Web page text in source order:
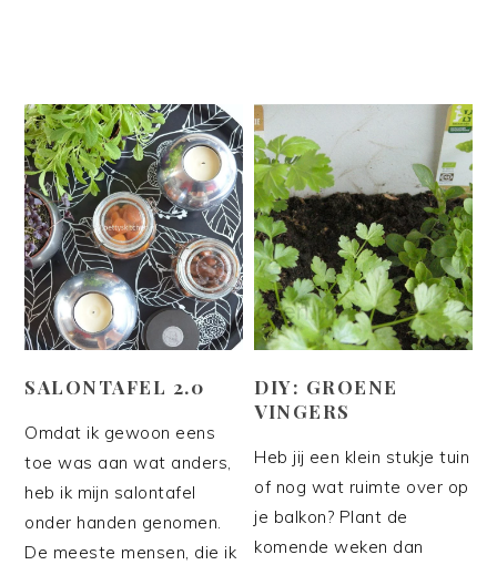
SALONTAFEL 2.0
Omdat ik gewoon eens
toe was aan wat anders,
heb ik mijn salontafel
onder handen genomen.
De meeste mensen, die ik
DIY: GROENE
VINGERS
Heb jij een klein stukje tuin
of nog wat ruimte over op
je balkon? Plant de
komende weken dan